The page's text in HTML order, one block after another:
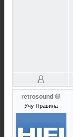
retrosound
Учу Правила